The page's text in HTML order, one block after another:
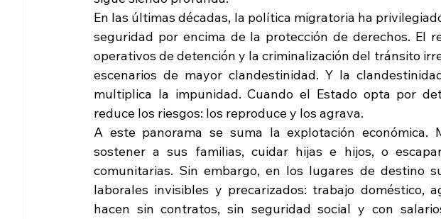
En las últimas décadas, la política migratoria ha
seguridad por encima de la protección de derechos. El
operativos de detención y la criminalización del tránsito
escenarios de mayor clandestinidad. Y la
multiplica la impunidad. Cuando el Estado opta por
reduce los riesgos: los reproduce y los agrava.
A este panorama se suma la explotación económica.
sostener a sus familias, cuidar hijas e hijos, o
comunitarias. Sin embargo, en los lugares de destino
laborales invisibles y precarizados: trabajo doméstico,
hacen sin contratos, sin seguridad social y con